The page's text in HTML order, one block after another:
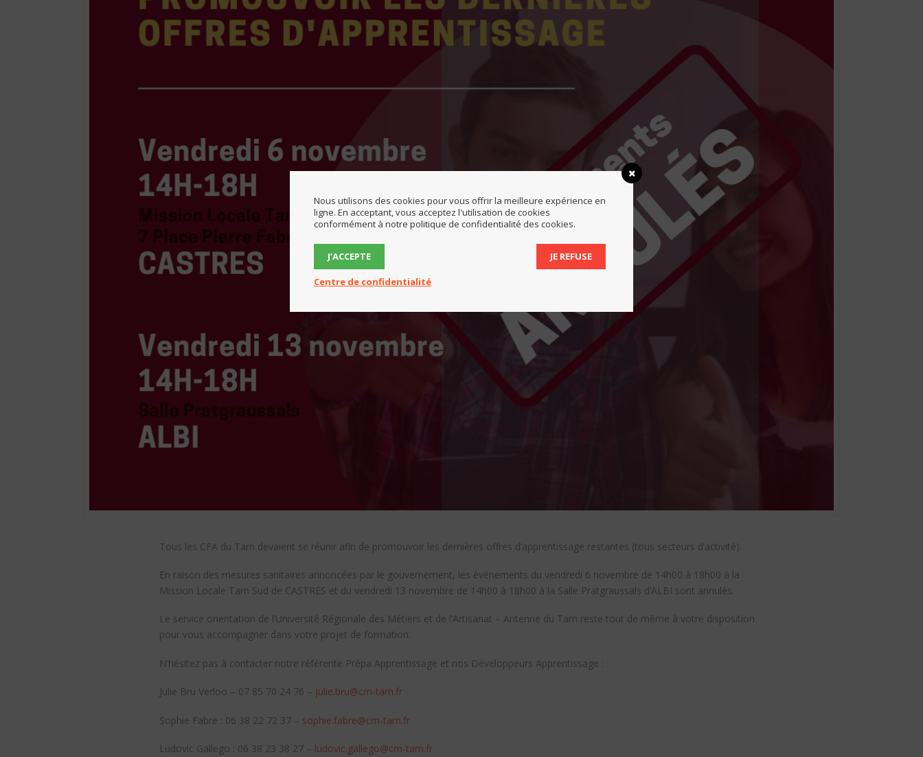
Tous les CFA du Tarn devaient se réunir afin de promouvoir les dernières offres d’apprentissage restantes (tous secteurs d’activité).
En raison des mesures sanitaires annoncées par le gouvernement, les événements du vendredi 6 novembre de 14h00 à 18h00 à la
Mission Locale Tarn Sud de CASTRES et du vendredi 13 novembre de 14h00 à 18h00 à la Salle Pratgraussals d’ALBI sont annulés.
Le service orientation de l’Université Régionale des Métiers et de l’Artisanat – Antenne du Tarn reste tout de même à votre disposition
pour vous accompagner dans votre projet de formation.
N’hésitez pas à contacter notre référente Prépa Apprentissage et nos Développeurs Apprentissage :
Julie Bru Verloo – 07 85 70 24 76 – julie.bru@cm-tarn.fr
Sophie Fabre : 06 38 22 72 37 – sophie.fabre@cm-tarn.fr
Ludovic Gallego : 06 38 23 38 27 – ludovic.gallego@cm-tarn.fr
Nous utilisons des cookies pour vous offrir la meilleure expérience en
ligne. En acceptant, vous acceptez l'utilisation de cookies
conformément à notre politique de confidentialité des cookies.
J’ACCEPTE JE REFUSE
Centre de confidentialité